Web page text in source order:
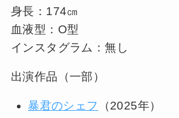
身長：174㎝
血液型：O型
インスタグラム：無し
出演作品（一部）
暴君のシェフ
（2025年）